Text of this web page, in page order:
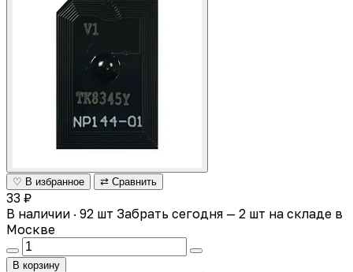
♡ В избранное ⇄ Сравнить
33 ₽
В наличии · 92 шт Забрать сегодня — 2 шт на складе в
Москве
В корзину